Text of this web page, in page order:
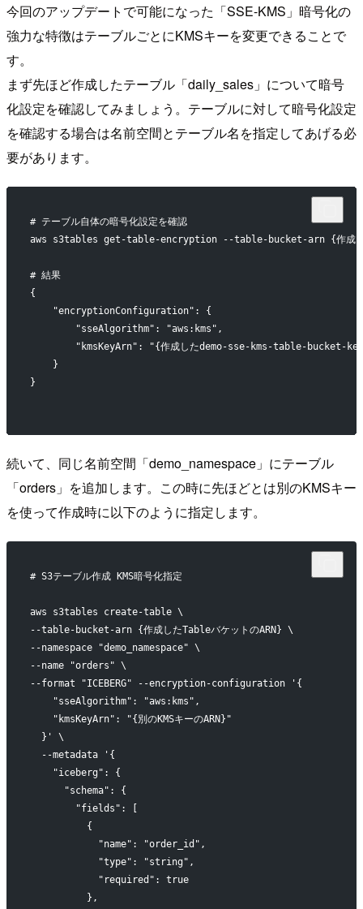
今回のアップデートで可能になった「SSE-KMS」暗号化の
強力な特徴はテーブルごとにKMSキーを変更できることで
す。
まず先ほど作成したテーブル「daily_sales」について暗号
化設定を確認してみましょう。テーブルに対して暗号化設定
を確認する場合は名前空間とテーブル名を指定してあげる必
要があります。
# テーブル自体の暗号化設定を確認
aws s3tables get-table-encryption --table-bucket-arn {作成した
# 結果
{
    "encryptionConfiguration": {
        "sseAlgorithm": "aws:kms",
"kmsKeyArn": "{作成したdemo-sse-kms-table-bucket-
    }
}
続いて、同じ名前空間「demo_namespace」にテーブル
「orders」を追加します。この時に先ほどとは別のKMSキー
を使って作成時に以下のように指定します。
# S3テーブル作成 KMS暗号化指定
aws s3tables create-table \
--table-bucket-arn {作成したTableバケットのARN} \
--namespace "demo_namespace" \
--name "orders" \
--format "ICEBERG" --encryption-configuration '{
    "sseAlgorithm": "aws:kms",
    "kmsKeyArn": "{別のKMSキーのARN}"
  }' \
  --metadata '{
    "iceberg": {
      "schema": {
        "fields": [
          {
            "name": "order_id",
            "type": "string",
            "required": true
          },